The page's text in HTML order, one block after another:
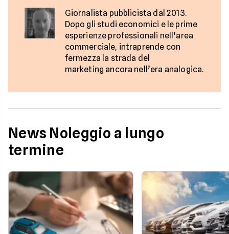
Giornalista pubblicista dal 2013.
Dopo gli studi economici e le prime
esperienze professionali nell’area
commerciale, intraprende con
fermezza la strada del
marketing ancora nell’era analogica.
News Noleggio a lungo
termine